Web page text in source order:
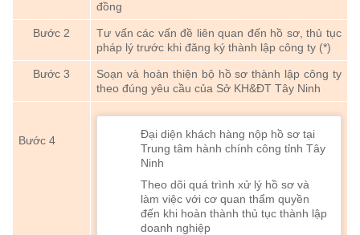
đồng
Bước 2
Tư vấn các vấn đề liên quan đến hồ sơ, thủ tục
pháp lý trước khi đăng ký thành lập công ty (*)
Bước 3
Soạn và hoàn thiện bộ hồ sơ thành lập công ty
theo đúng yêu cầu của Sở KH&ĐT Tây Ninh
Bước 4
Đại diện khách hàng nộp hồ sơ tại
Trung tâm hành chính công tỉnh Tây
Ninh
Theo dõi quá trình xử lý hồ sơ và
làm việc với cơ quan thẩm quyền
đến khi hoàn thành thủ tục thành lập
doanh nghiệp